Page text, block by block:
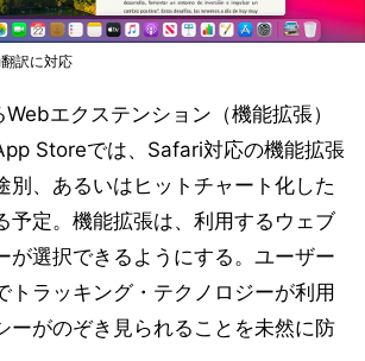
訳に対応
エクステンション（機能拡張）
Storeでは、Safari対応の機能拡張
別、あるいはヒットチャート化した
予定。機能拡張は、利用するウェブ
が選択できるようにする。ユーザー
トラッキング・テクノロジーが利用
ーがのぞき見られることを未然に防